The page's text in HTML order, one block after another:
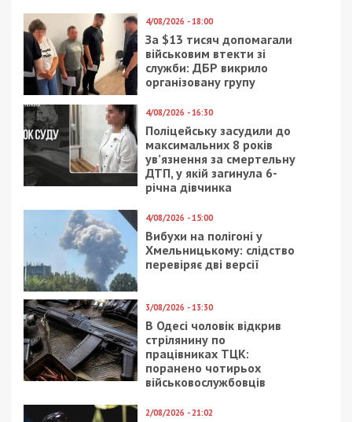
4/08/2026 - 18:00
За $13 тисяч допомагали
військовим втекти зі
служби: ДБР викрило
організовану групу
4/08/2026 - 16:30
Поліцейську засудили до
максимальних 8 років
ув’язнення за смертельну
ДТП, у якій загинула 6-
річна дівчинка
4/08/2026 - 15:00
Вибухи на полігоні у
Хмельницькому: слідство
перевіряє дві версії
3/08/2026 - 13:30
В Одесі чоловік відкрив
стрілянину по
працівниках ТЦК:
поранено чотирьох
військовослужбовців
2/08/2026 - 21:02